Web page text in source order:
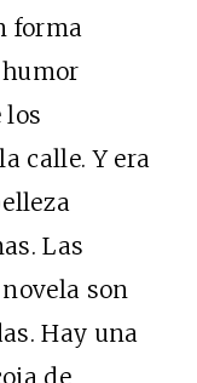
forma
los
calle. Y era
Las
son
Hay una
de